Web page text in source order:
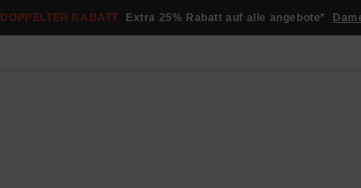
DOPPELTER RABATT Extra 25% Rabatt auf alle angebote*